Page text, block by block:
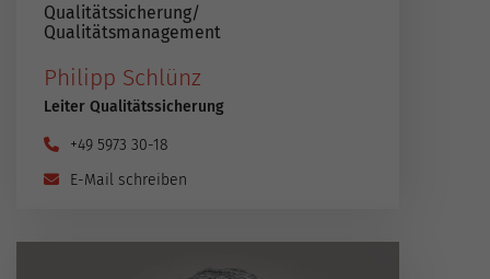
Qualitätssicherung​/​
Qualitätsmanagement
Philipp Schlünz
Leiter Qualitätssicherung
+49 5973 30-18
E-Mail schreiben